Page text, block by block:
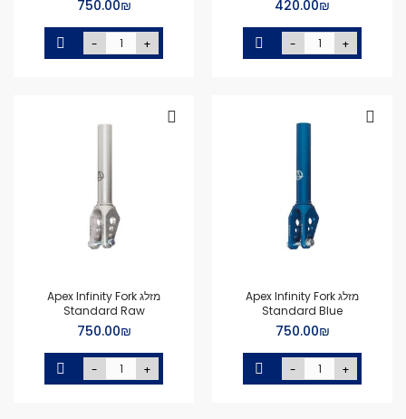
₪‏420.00
- +
₪‏750.00
- +
מזלג Apex Infinity Fork
Standard Blue
₪‏750.00
- +
מזלג Apex Infinity Fork
Standard Raw
₪‏750.00
- +